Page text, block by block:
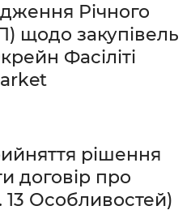
Річного
щодо закупівель
Фасіліті
рішення
договір про
13 Особливостей)